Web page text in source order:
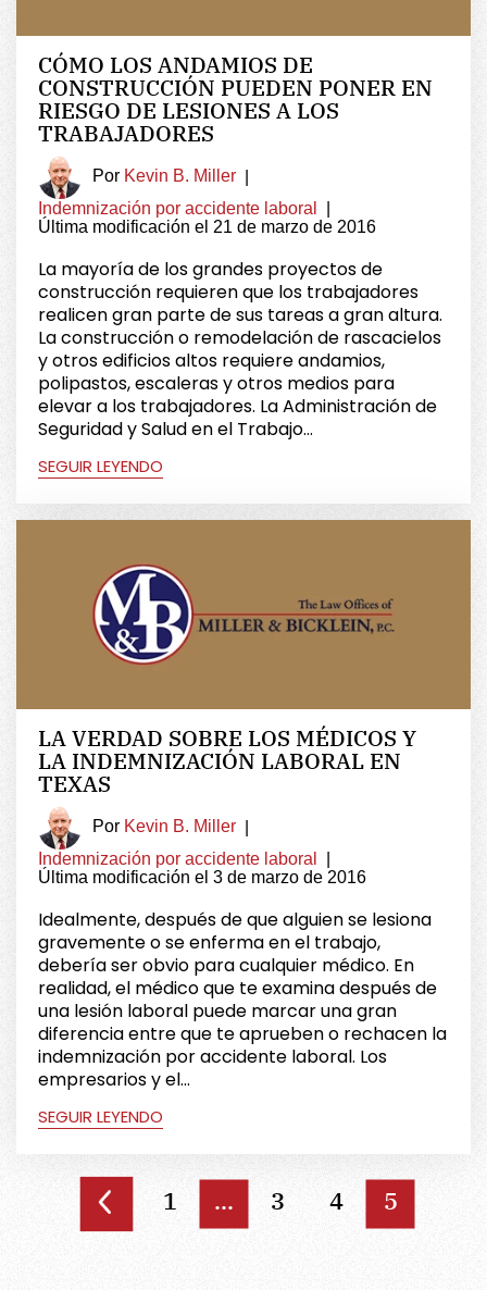
CÓMO LOS ANDAMIOS DE
CONSTRUCCIÓN PUEDEN PONER EN
RIESGO DE LESIONES A LOS
TRABAJADORES
Por Kevin B. Miller
Indemnización por accidente laboral
Última modificación el 21 de marzo de 2016
La mayoría de los grandes proyectos de
construcción requieren que los trabajadores
realicen gran parte de sus tareas a gran altura.
La construcción o remodelación de rascacielos
y otros edificios altos requiere andamios,
polipastos, escaleras y otros medios para
elevar a los trabajadores. La Administración de
Seguridad y Salud en el Trabajo...
SEGUIR LEYENDO
LA VERDAD SOBRE LOS MÉDICOS Y
LA INDEMNIZACIÓN LABORAL EN
TEXAS
Por Kevin B. Miller
Indemnización por accidente laboral
Última modificación el 3 de marzo de 2016
Idealmente, después de que alguien se lesiona
gravemente o se enferma en el trabajo,
debería ser obvio para cualquier médico. En
realidad, el médico que te examina después de
una lesión laboral puede marcar una gran
diferencia entre que te aprueben o rechacen la
indemnización por accidente laboral. Los
empresarios y el...
SEGUIR LEYENDO
Paginación
1 ... 3 4 5